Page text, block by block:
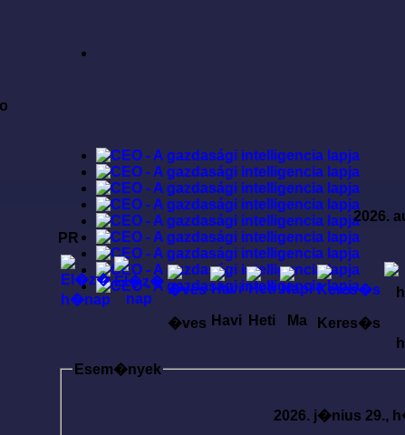
2026.
PR
�ves Havi Heti Ma Keres�s
Esem�nyek
2026. j�nius 29.,